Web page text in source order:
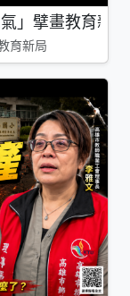
」擘畫教育新局
育新局